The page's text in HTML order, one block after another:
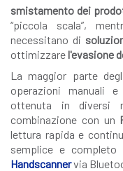
smistamento dei
“piccola scala”,
necessitano di
ottimizzarel'evasione
La maggior parte
operazioni manuali
ottenuta in diversi
combinazione con un
lettura rapida e
semplice e completo
Handscannervia